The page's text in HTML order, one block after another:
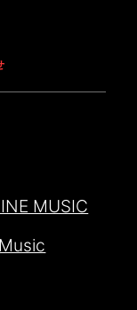
MUSIC